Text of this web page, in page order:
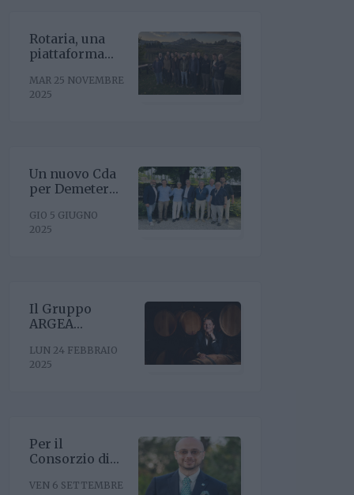
Rotaria, una
piattaforma
nel cuore del
Roero
MAR 25 NOVEMBRE
2025
Un nuovo Cda
per Demeter
riconferma del
presidente
GIO 5 GIUGNO
2025
Il Gruppo
ARGEA
WinesU con
l'obiettivo di
LUN 24 FEBBRAIO
2025
Per il
Consorzio di
Oltrepò Pavese
VEN 6 SETTEMBRE